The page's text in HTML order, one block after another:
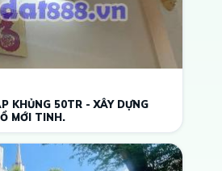
KHỦNG 50TR - XÂY DỰNG
MỚI TINH.